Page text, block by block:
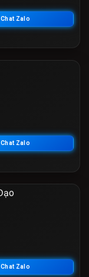
Chat Zalo
Chat Zalo
Chat Zalo